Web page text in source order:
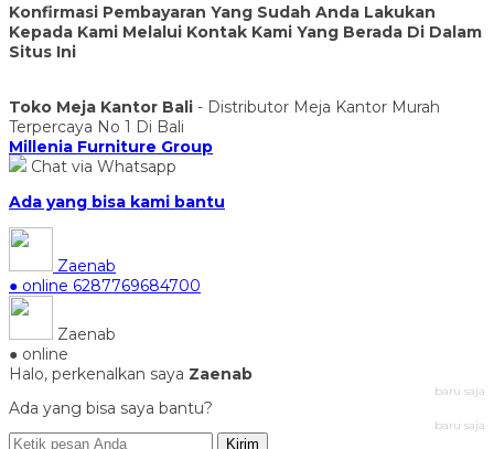
Konfirmasi Pembayaran Yang Sudah Anda Lakukan
Kepada Kami Melalui Kontak Kami Yang Berada Di Dalam
Situs Ini
Toko Meja Kantor Bali - Distributor Meja Kantor Murah
Terpercaya No 1 Di Bali
Millenia Furniture Group
Chat via Whatsapp
Ada yang bisa kami bantu
Zaenab
● online 6287769684700
Zaenab
● online
Halo, perkenalkan saya Zaenab
baru saja
Ada yang bisa saya bantu?
baru saja
Kirim